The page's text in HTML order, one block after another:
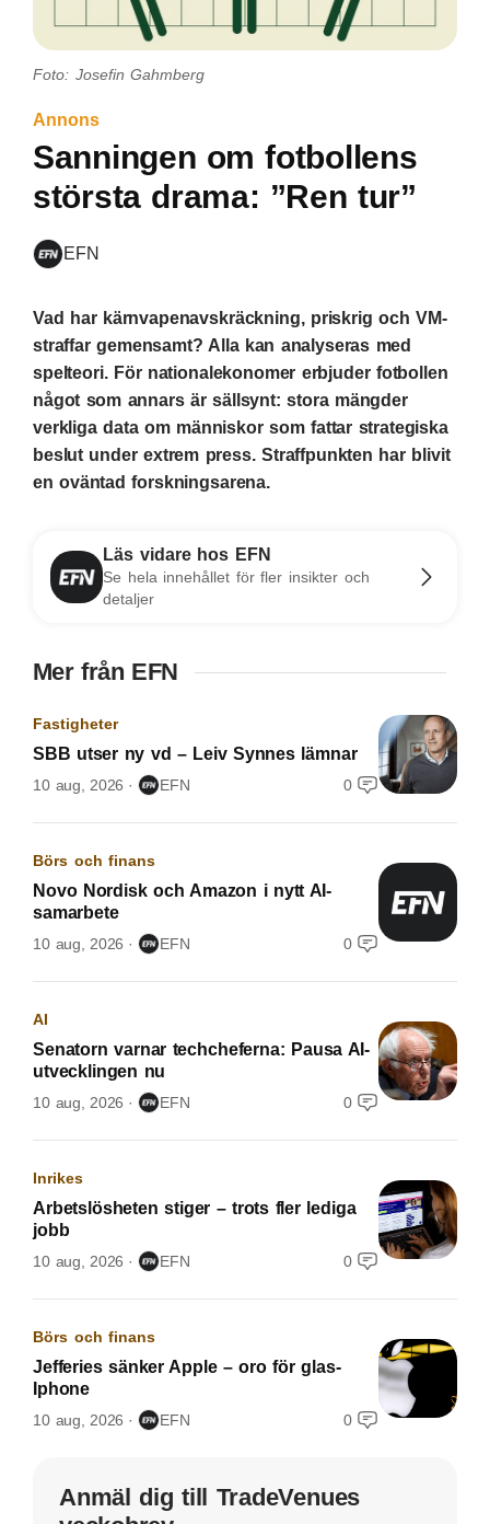
Foto: Josefin Gahmberg
Annons
Sanningen om fotbollens
största drama: ”Ren tur”
EFN
Vad har kärnvapenavskräckning, priskrig och VM-
straffar gemensamt? Alla kan analyseras med
spelteori. För nationalekonomer erbjuder fotbollen
något som annars är sällsynt: stora mängder
verkliga data om människor som fattar strategiska
beslut under extrem press. Straffpunkten har blivit
en oväntad forskningsarena.
Läs vidare hos EFN
Se hela innehållet för fler insikter och
detaljer
Mer från EFN
Fastigheter
SBB utser ny vd – Leiv Synnes lämnar
10 aug, 2026 EFN 0
Börs och finans
Novo Nordisk och Amazon i nytt AI-
samarbete
10 aug, 2026 EFN 0
AI
Senatorn varnar techcheferna: Pausa AI-
utvecklingen nu
10 aug, 2026 EFN 0
Inrikes
Arbetslösheten stiger – trots fler lediga
jobb
10 aug, 2026 EFN 0
Börs och finans
Jefferies sänker Apple – oro för glas-
Iphone
10 aug, 2026 EFN 0
Anmäl dig till TradeVenues